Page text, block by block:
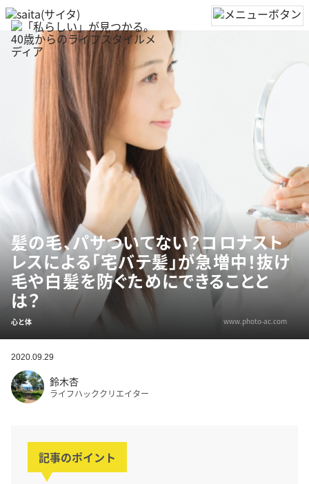
髪の毛、パサついてない？コロナスト
レスによる「宅バテ髪」が急増中！抜け
毛や白髪を防ぐためにできることと
は？
心と体 www.photo-ac.com
2020.09.29
鈴木杏
ライフハッククリエイター
記事のポイント